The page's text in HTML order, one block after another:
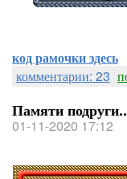
код рамочки здесь
комментарии: 23
Памяти
01-11-2020 17:12